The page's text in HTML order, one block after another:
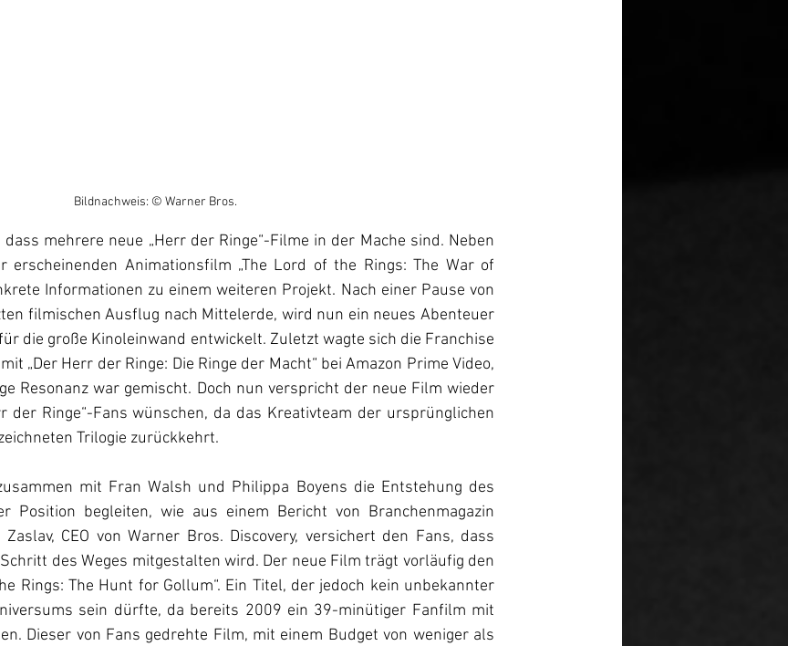
Bildnachweis: © Warner Bros.
mehrere neue „Herr der Ringe“-Filme in der Mache sind. Neben
erscheinenden Animationsfilm „The Lord of the Rings: The War of
Informationen zu einem weiteren Projekt. Nach einer Pause von
filmischen Ausflug nach Mittelerde, wird nun ein neues Abenteuer
die große Kinoleinwand entwickelt. Zuletzt wagte sich die Franchise
„Der Herr der Ringe: Die Ringe der Macht“ bei Amazon Prime Video,
Resonanz war gemischt. Doch nun verspricht der neue Film wieder
der Ringe“-Fans wünschen, da das Kreativteam der ursprünglichen
Trilogie zurückkehrt.
CEO von Warner Bros. Discovery, versichert den Fans, dass
des Weges mitgestalten wird. Der neue Film trägt vorläufig den
Rings: The Hunt for Gollum“. Ein Titel, der jedoch kein unbekannter
sein dürfte, da bereits 2009 ein 39-minütiger Fanfilm mit
Dieser von Fans gedrehte Film, mit einem Budget von weniger als